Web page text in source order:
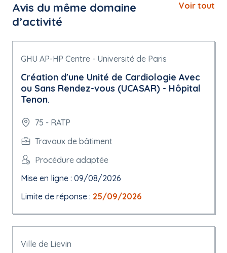
Avis du même domaine
d’activité
Voir tout
GHU AP-HP Centre - Université de Paris
Création d'une Unité de Cardiologie Avec
ou Sans Rendez-vous (UCASAR) - Hôpital
Tenon.
75 - RATP
Travaux de bâtiment
Procédure adaptée
Mise en ligne : 09/08/2026
Limite de réponse : 25/09/2026
Ville de Lievin